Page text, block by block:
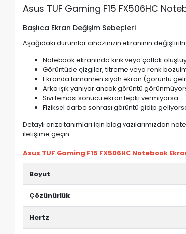
Asus TUF Gaming F15 FX506HC
Başlıca Ekran Değişim Sebepleri
Aşağıdaki durumlar cihazınızın ekranının
Notebook ekranında kırık veya çatlak
Görüntüde çizgiler, titreme veya renk
Ekranda tamamen siyah ekran (görüntü
Arka ışık yanıyor ancak görüntü
Sıvı teması sonucu ekran tepki vermiyorsa
Fiziksel darbe sonrası görüntü gidip
Detaylı arıza tanımları için blog yazılarımızdan
iletişime geçin.
Asus TUF Gaming F15 FX506HC Notebook
Boyut
Çözünürlük
Hertz